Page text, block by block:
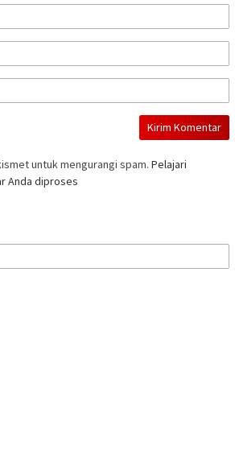
untuk mengurangi spam. Pelajari
Anda diproses